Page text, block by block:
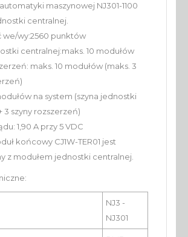
maszynowej NJ301-1100
centralnej.
we/wy:2560 punktów
centralnej:maks. 10 modułów
maks. 10 modułów (maks. 3
na system (szyna jednostki
3 szyny rozszerzeń)
1,90 A przy 5 VDC
końcowy CJ1W-TER01 jest
z modułem jednostki centralnej.
NJ3 -
NJ301